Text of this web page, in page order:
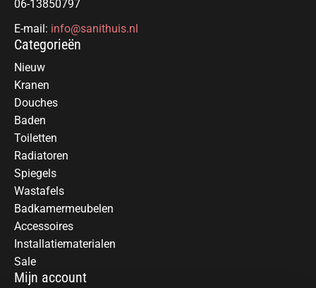
06-13850797
E-mail: info@sanithuis.nl
Categorieën
Nieuw
Kranen
Douches
Baden
Toiletten
Radiatoren
Spiegels
Wastafels
Badkamermeubelen
Accessoires
Installatiematerialen
Sale
Mijn account